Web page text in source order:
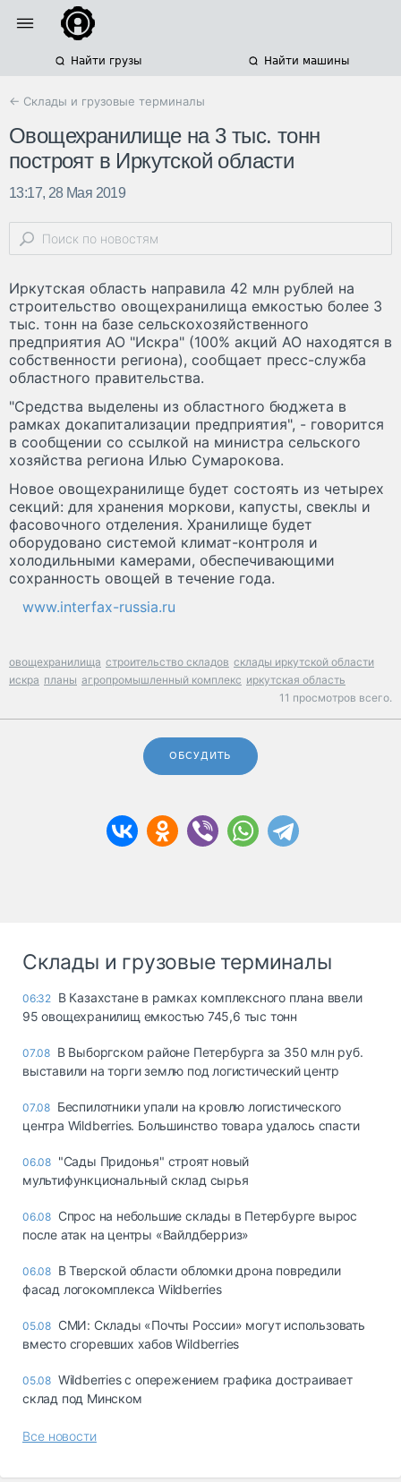
Найти грузы Найти машины
← Склады и грузовые терминалы
Овощехранилище на 3 тыс. тонн
построят в Иркутской области
13:17, 28 Мая 2019
Иркутская область направила 42 млн рублей на
строительство овощехранилища емкостью более 3
тыс. тонн на базе сельскохозяйственного
предприятия АО "Искра" (100% акций АО находятся в
собственности региона), сообщает пресс-служба
областного правительства.
"Средства выделены из областного бюджета в
рамках докапитализации предприятия", - говорится
в сообщении со ссылкой на министра сельского
хозяйства региона Илью Сумарокова.
Новое овощехранилище будет состоять из четырех
секций: для хранения моркови, капусты, свеклы и
фасовочного отделения. Хранилище будет
оборудовано системой климат-контроля и
холодильными камерами, обеспечивающими
сохранность овощей в течение года.
www.interfax-russia.ru
овощехранилища строительство складов склады иркутской области
искра планы агропромышленный комплекс иркутская область
11 просмотров всего.
ОБСУДИТЬ
Склады и грузовые терминалы
06:32 В Казахстане в рамках комплексного плана ввели
95 овощехранилищ емкостью 745,6 тыс тонн
07.08 В Выборгском районе Петербурга за 350 млн руб.
выставили на торги землю под логистический центр
07.08 Беспилотники упали на кровлю логистического
центра Wildberries. Большинство товара удалось спасти
06.08 "Сады Придонья" строят новый
мультифункциональный склад сырья
06.08 Спрос на небольшие склады в Петербурге вырос
после атак на центры «Вайлдберриз»
06.08 В Тверской области обломки дрона повредили
фасад логокомплекса Wildberries
05.08 СМИ: Склады «Почты России» могут использовать
вместо сгоревших хабов Wildberries
05.08 Wildberries с опережением графика достраивает
склад под Минском
Все новости